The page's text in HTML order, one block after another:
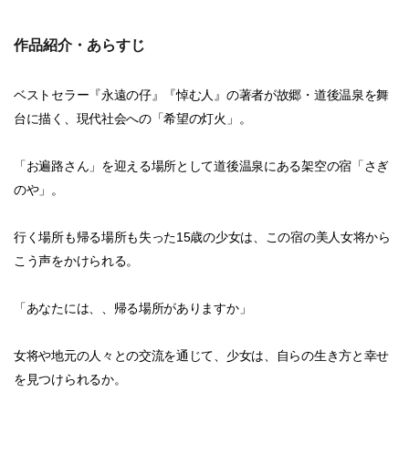
作品紹介・あらすじ
ベストセラー『永遠の仔』『悼む人』の著者が故郷・道後温泉を舞
台に描く、現代社会への「希望の灯火」。
「お遍路さん」を迎える場所として道後温泉にある架空の宿「さぎ
のや」。
行く場所も帰る場所も失った15歳の少女は、この宿の美人女将から
こう声をかけられる。
「あなたには、、帰る場所がありますか」
女将や地元の人々との交流を通じて、少女は、自らの生き方と幸せ
を見つけられるか。